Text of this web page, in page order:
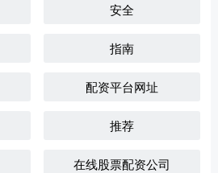
安全
指南
配资平台网址
推荐
在线股票配资公司